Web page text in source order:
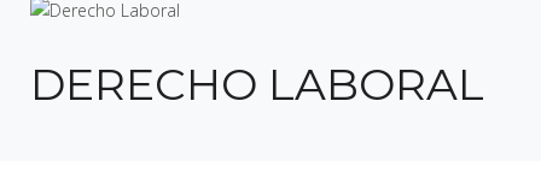
DERECHO LABORAL